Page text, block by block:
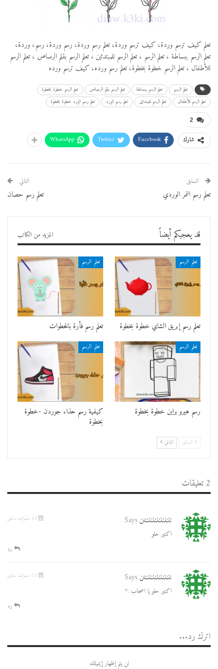
تعلم كيف ترسم وردة، كيف ترسم وردة، تعلم رسم وردة، رسم وردة، رسم، وردة،
تعلم الرسم ببساطة ، تعلم الرسم ، تعلم الرسم للمبتدئين ، تعلم الرسم بقلم الرصاص ، تعلم الرسم
للأطفال ، تعلم الرسم خطوة بخطوة، تعلم رسم ورده، كيف ترسم ورده
تعلم الرسم تعلم الرسم ببساطة تعلم الرسم بقلم الرصاص
تعلم الرسم خطوة بخطوة
تعلم الرسم للأطفال
تعلم الرسم للمبتدئين تعلم رسم الورد تعلم رسم الورد خطوة بخطوة
2
شارك Facebook
Twitter
WhatsApp
السابق
تعلم رسم النمر الوردي
التالي
تعلم رسم حصان
قد يعجبكم أيضاً المزيد من الكاتب
تعلم الرسم
تعلم رسم إبريق الشاي خطوة بخطوة
تعلم الرسم
تعلم رسم فأرة بالخطوات
تعلم الرسم
رسم هيرو براين خطوة بخطوة
تعلم الرسم
كيفية رسم حذاء جوردن -خطوة
بخطوة
السابق التالي
2 تعليقات
ننننننننننننننننSays
اكتير حلو
رد
ننننننننننننننننSays
اكتير حلو يا اصحاب :*
رد
اترك رد...
لن يتم إظهار إيميلك